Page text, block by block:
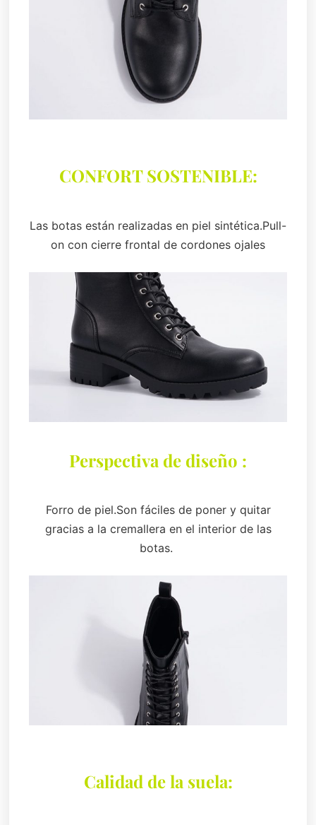
CONFORT SOSTENIBLE:
Las botas están realizadas en piel sintética.Pull-
on con cierre frontal de cordones ojales
Perspectiva de diseño :
Forro de piel.Son fáciles de poner y quitar
gracias a la cremallera en el interior de las
botas.
Calidad de la suela: